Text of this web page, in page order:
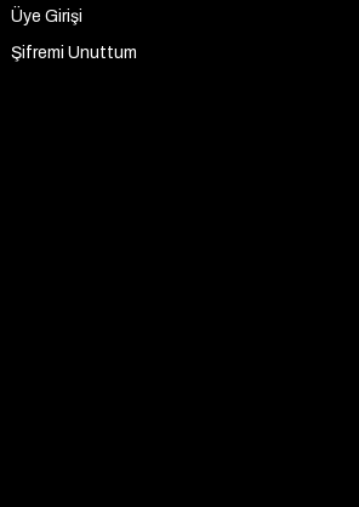
Üye Girişi
Şifremi Unuttum